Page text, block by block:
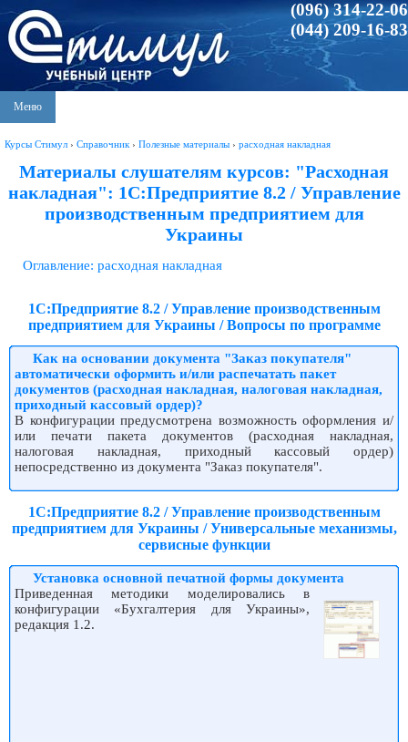
(096) 314-22-06
(044) 209-16-83
Меню
Курсы Стимул › Справочник › Полезные материалы › расходная накладная
Материалы слушателям курсов: "Расходная
накладная": 1С:Предприятие 8.2 / Управление
производственным предприятием для
Украины
Оглавление: расходная накладная
1С:Предприятие 8.2 / Управление производственным
предприятием для Украины / Вопросы по программе
Как на основании документа "Заказ покупателя"
автоматически оформить и/или распечатать пакет
документов (расходная накладная, налоговая накладная,
приходный кассовый ордер)?
В конфигурации предусмотрена возможность оформления и/
или печати пакета документов (расходная накладная,
налоговая накладная, приходный кассовый ордер)
непосредственно из документа "Заказ покупателя".
1С:Предприятие 8.2 / Управление производственным
предприятием для Украины / Универсальные механизмы,
сервисные функции
Установка основной печатной формы документа
Приведенная методики моделировались в
конфигурации «Бухгалтерия для Украины»,
редакция 1.2.